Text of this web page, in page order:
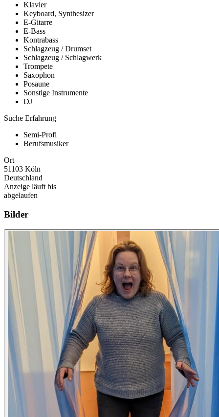
Klavier
Keyboard, Synthesizer
E-Gitarre
E-Bass
Kontrabass
Schlagzeug / Drumset
Schlagzeug / Schlagwerk
Trompete
Saxophon
Posaune
Sonstige Instrumente
DJ
Suche Erfahrung
Semi-Profi
Berufsmusiker
Ort
51103 Köln
Deutschland
Anzeige läuft bis
abgelaufen
Bilder